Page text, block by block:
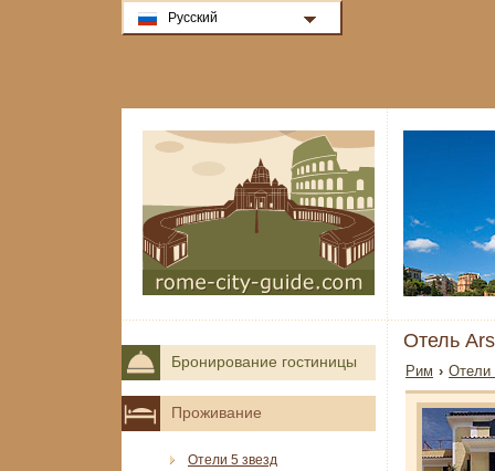
Отель
Рим ›Отели
Бронирование гостиницы
Проживание
Отели 5 звезд
Русский